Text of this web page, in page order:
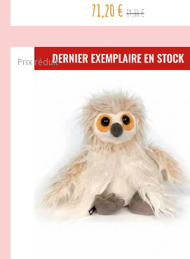
71,20 € 89,00 €
Prix réduit